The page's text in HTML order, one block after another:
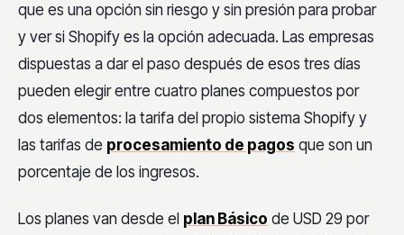
que es una opción sin riesgo y sin presión para probar
y ver si Shopify es la opción adecuada. Las empresas
dispuestas a dar el paso después de esos tres días
pueden elegir entre cuatro planes compuestos por
dos elementos: la tarifa del propio sistema Shopify y
las tarifas de procesamiento de pagos que son un
porcentaje de los ingresos.
Los planes van desde el plan Básico de USD 29 por